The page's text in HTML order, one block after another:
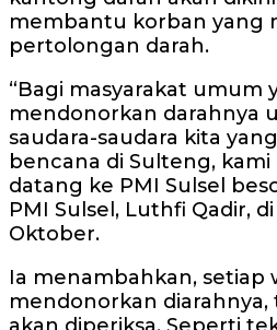
membantu korban yang
pertolongan darah.
“Bagi masyarakat umum
mendonorkan darahnya
saudara-saudara kita
bencana di Sulteng,
datang ke PMI Sulsel
PMI Sulsel, Luthfi Qadir,
Oktober.
Ia menambahkan, setiap
mendonorkan